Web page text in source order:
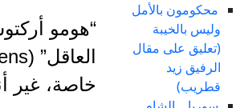
محكومون بالأمل
وليس بالخيبة
(تعليق على مقال
الرفيق زيد
قطريب)
خاصة، غير